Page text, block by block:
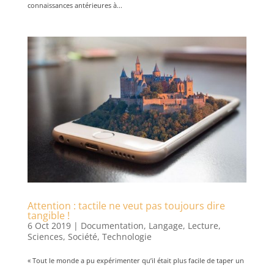
connaissances antérieures à...
Attention : tactile ne veut pas toujours dire
tangible !
6 Oct 2019| Documentation, Langage, Lecture,
Sciences, Société, Technologie
« Tout le monde a pu expérimenter qu’il était plus facile de taper un